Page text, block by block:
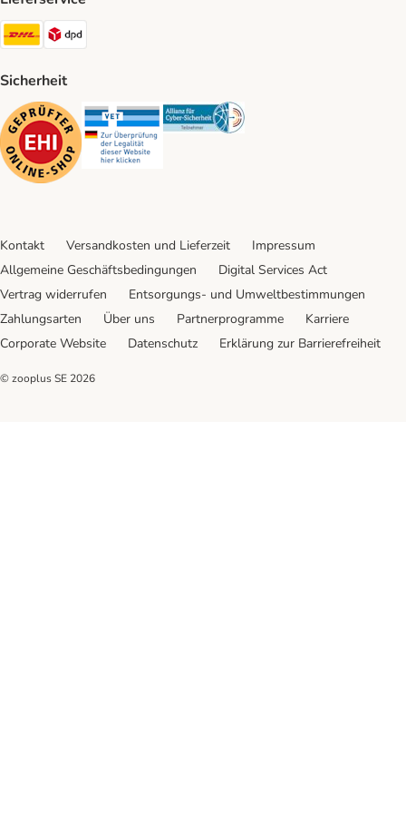
DHL Shipping Method
Sicherheit
Security Security Security
Kontakt Versandkosten und Lieferzeit
Impressum
Allgemeine Geschäftsbedingungen
Digital Services Act
Vertrag widerrufen
Entsorgungs- und Umweltbestimmungen
Zahlungsarten
Über uns Partnerprogramme
Karriere
Corporate Website
Datenschutz Erklärung zur Barrierefreiheit
© zooplus SE 2026